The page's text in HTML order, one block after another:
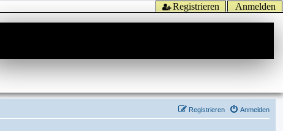
Anmelden
Registrieren
Anmelden
Registrieren